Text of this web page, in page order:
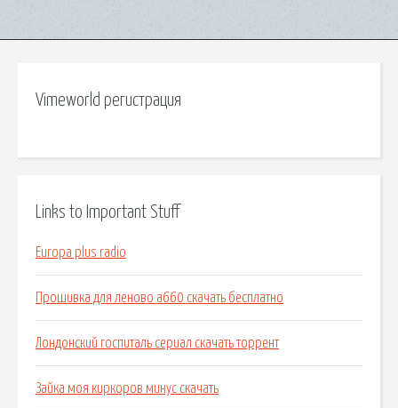
Vimeworld регистрация
Links to Important Stuff
Europa plus radio
Прошивка для леново а660 скачать бесплатно
Лондонский госпиталь сериал скачать торрент
Зайка моя киркоров минус скачать